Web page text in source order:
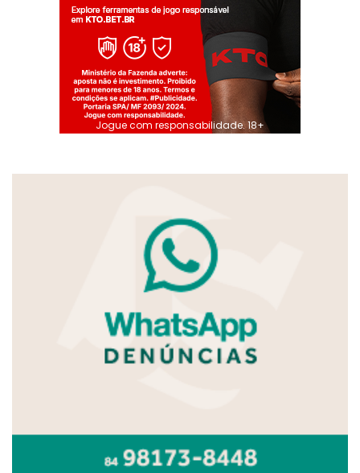
Jogue com responsabilidade. 18+